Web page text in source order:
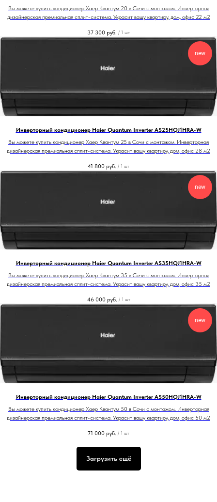
Вы можете купить кондиционер Хаер Квантум 20 в Сочи с монтажом. Инверторная
дизайнерская премиальная сплит-система. Украсит вашу квартиру, дом, офис 22 м2
37 300 руб. / 1 шт
new
Инверторный кондиционер Haier Quantum Inverter AS25HQJ1HRA-W
Вы можете купить кондиционер Хаер Квантум 25 в Сочи с монтажом. Инверторная
дизайнерская премиальная сплит-система. Украсит вашу квартиру, дом, офис 28 м2
41 800 руб. / 1 шт
new
Инверторный кондиционер Haier Quantum Inverter AS35HQJ1HRA-W
Вы можете купить кондиционер Хаер Квантум 35 в Сочи с монтажом. Инверторная
дизайнерская премиальная сплит-система. Украсит вашу квартиру, дом, офис 35 м2
46 000 руб. / 1 шт
new
Инверторный кондиционер Haier Quantum Inverter AS50HQJ1HRA-W
Вы можете купить кондиционер Хаер Квантум 50 в Сочи с монтажом. Инверторная
дизайнерская премиальная сплит-система. Украсит вашу квартиру, дом, офис 50 м2
71 000 руб. / 1 шт
Загрузить ещё